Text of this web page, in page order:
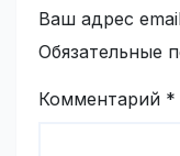
Ваш адрес
Обязательные
Комментарий *